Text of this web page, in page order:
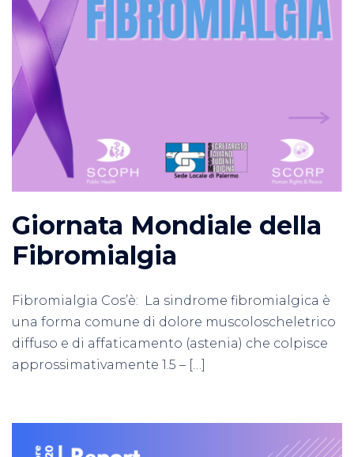
Giornata Mondiale della
Fibromialgia
Fibromialgia Cos’è: La sindrome fibromialgica è
una forma comune di dolore muscoloscheletrico
diffuso e di affaticamento (astenia) che colpisce
approssimativamente 1.5 – […]